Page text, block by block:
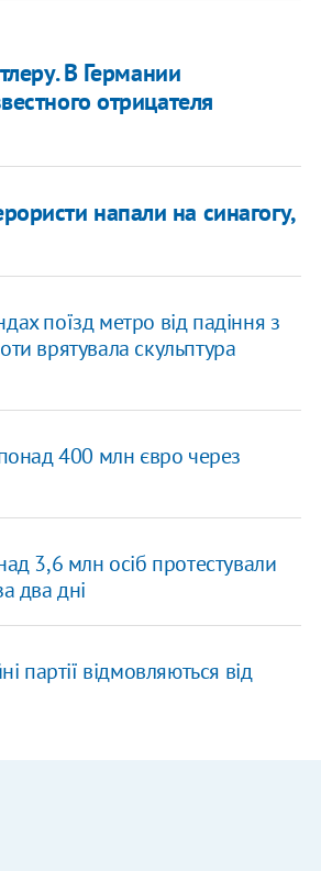
В Германии
отрицателя
напали на синагогу,
поїзд метро від падіння з
врятувала скульптура
400 млн євро через
3,6 млн осіб протестували
два дні
партії відмовляються від